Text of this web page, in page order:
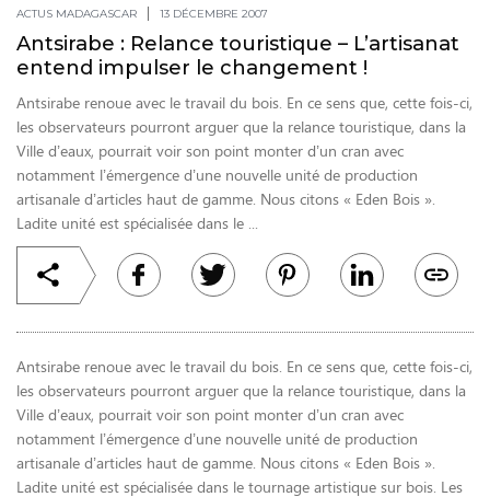
ACTUS MADAGASCAR 13 DÉCEMBRE 2007
Antsirabe : Relance touristique – L’artisanat
entend impulser le changement !
Antsirabe renoue avec le travail du bois. En ce sens que, cette fois-ci,
les observateurs pourront arguer que la relance touristique, dans la
Ville d’eaux, pourrait voir son point monter d’un cran avec
notamment l’émergence d’une nouvelle unité de production
artisanale d’articles haut de gamme. Nous citons « Eden Bois ».
Ladite unité est spécialisée dans le ...
Antsirabe renoue avec le travail du bois. En ce sens que, cette fois-ci,
les observateurs pourront arguer que la relance touristique, dans la
Ville d’eaux, pourrait voir son point monter d’un cran avec
notamment l’émergence d’une nouvelle unité de production
artisanale d’articles haut de gamme. Nous citons « Eden Bois ».
Ladite unité est spécialisée dans le tournage artistique sur bois. Les